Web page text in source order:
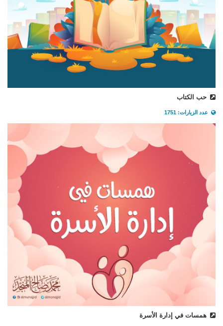
حب الكتاب
عدد الزيارات: 1751
همسات في إدارة الأسرة